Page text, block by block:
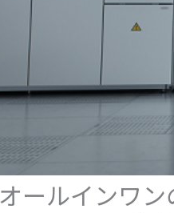
オールインワ